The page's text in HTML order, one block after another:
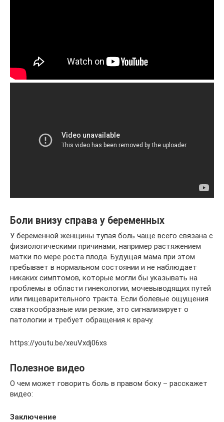
Боли внизу справа у беременных
У беременной женщины тупая боль чаще всего связана с
физиологическими причинами, например растяжением
матки по мере роста плода. Будущая мама при этом
пребывает в нормальном состоянии и не наблюдает
никаких симптомов, которые могли бы указывать на
проблемы в области гинекологии, мочевыводящих путей
или пищеварительного тракта. Если болевые ощущения
схваткообразные или резкие, это сигнализирует о
патологии и требует обращения к врачу.
https://youtu.be/xeuVxdj06xs
Полезное видео
О чем может говорить боль в правом боку – расскажет
видео:
Заключение